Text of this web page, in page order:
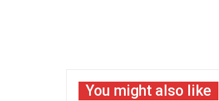
You might also like